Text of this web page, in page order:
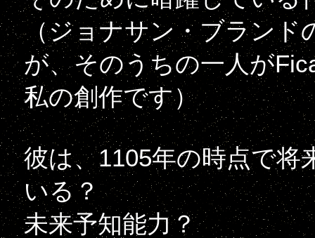
（ジョナサン・ブランド
が、そのうちの一人が
私の創作です）
彼は、1105年の時点で
いる？
未来予知能力？